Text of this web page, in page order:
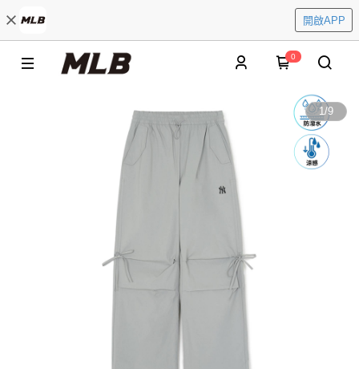
開啟APP
0
1/9